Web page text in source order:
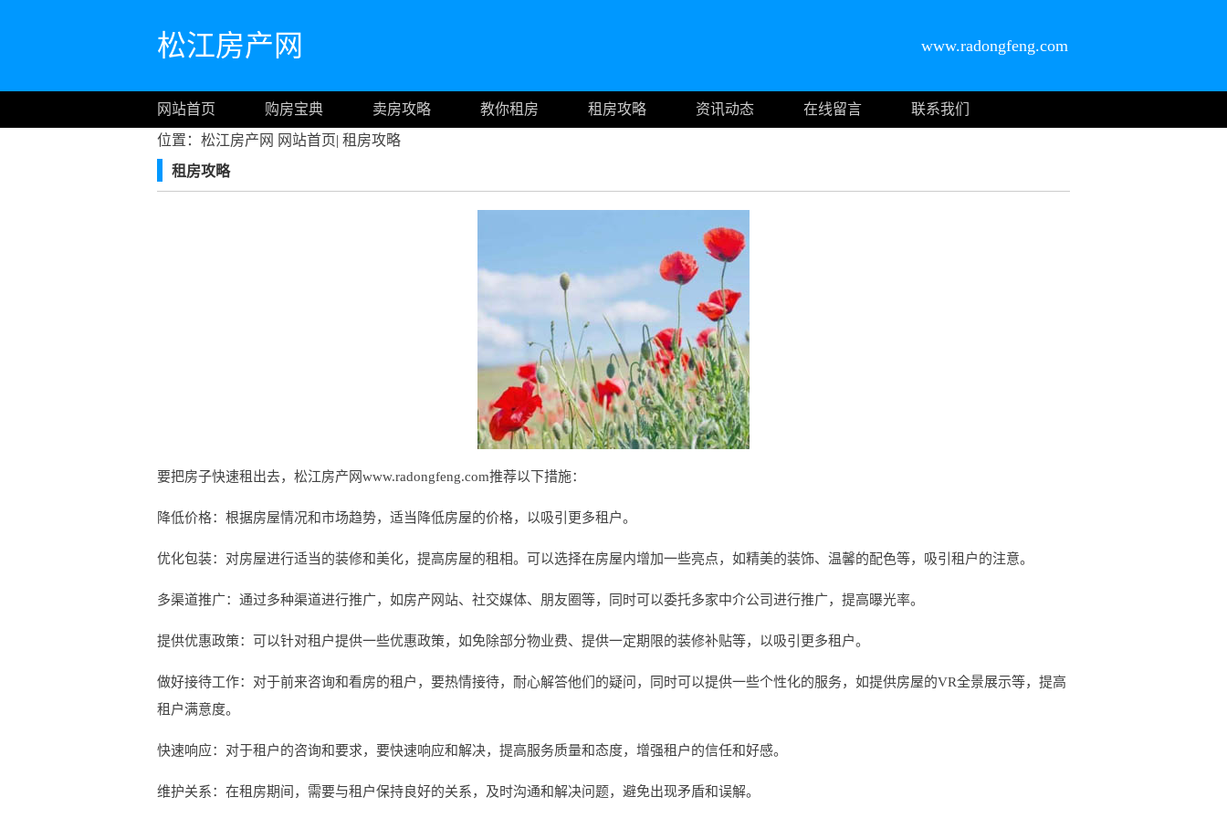
松江房产网 www.radongfeng.com
网站首页 购房宝典 卖房攻略 教你租房 租房攻略 资讯动态 在线留言
联系我们
位置：松江房产网 网站首页| 租房攻略
租房攻略
要把房子快速租出去，松江房产网www.radongfeng.com推荐以下措施：
降低价格：根据房屋情况和市场趋势，适当降低房屋的价格，以吸引更多租户。
优化包装：对房屋进行适当的装修和美化，提高房屋的租相。可以选择在房屋内增加一些亮点，如精美的装饰、温馨的配色等，吸引租户的注意。
多渠道推广：通过多种渠道进行推广，如房产网站、社交媒体、朋友圈等，同时可以委托多家中介公司进行推广，提高曝光率。
提供优惠政策：可以针对租户提供一些优惠政策，如免除部分物业费、提供一定期限的装修补贴等，以吸引更多租户。
做好接待工作：对于前来咨询和看房的租户，要热情接待，耐心解答他们的疑问，同时可以提供一些个性化的服务，如提供房屋的VR全景展示等，提高
租户满意度。
快速响应：对于租户的咨询和要求，要快速响应和解决，提高服务质量和态度，增强租户的信任和好感。
维护关系：在租房期间，需要与租户保持良好的关系，及时沟通和解决问题，避免出现矛盾和误解。